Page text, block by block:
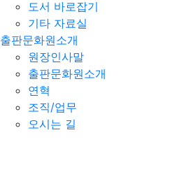
도서 바로잡기
기타 자료실
출판문화원소개
원장인사말
출판문화원소개
연혁
조직/업무
오시는 길